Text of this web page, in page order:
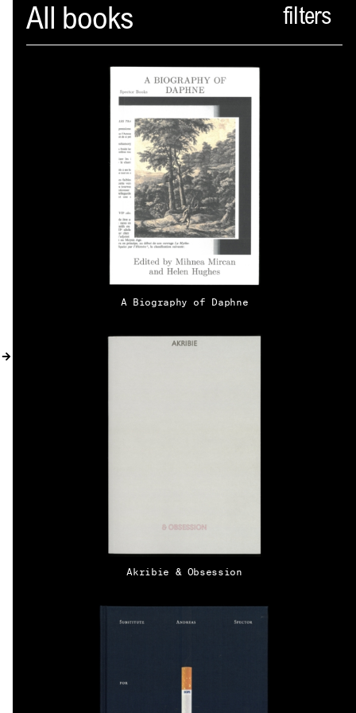
Spector
PROFIL
AKTUELLES
WARENKORB (0
VERLAGSVORSCHAU
DISTRIBUTION
KONTAKT
KUNDENKONTO
All books
A Biography of Daphne
Akribie & Obsession